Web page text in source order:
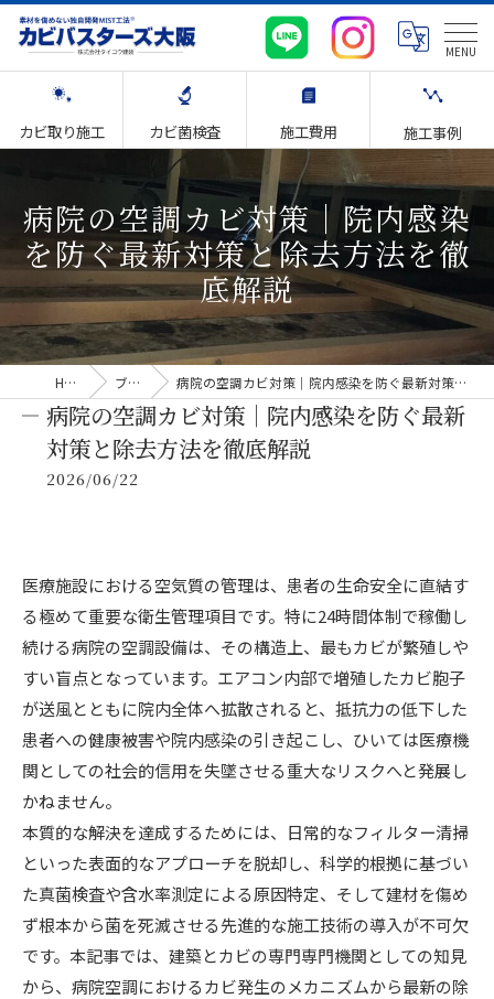
カビ取り施工 カビ菌検査 施工費用 施工事例
病院の空調カビ対策｜院内感染
を防ぐ最新対策と除去方法を徹
底解説
HOME ブログ 病院の空調カビ対策｜院内感染を防ぐ最新対策と除去方法を徹底解説
病院の空調カビ対策｜院内感染を防ぐ最新
対策と除去方法を徹底解説
2026/06/22
医療施設における空気質の管理は、患者の生命安全に直結す
る極めて重要な衛生管理項目です。特に24時間体制で稼働し
続ける病院の空調設備は、その構造上、最もカビが繁殖しや
すい盲点となっています。エアコン内部で増殖したカビ胞子
が送風とともに院内全体へ拡散されると、抵抗力の低下した
患者への健康被害や院内感染の引き起こし、ひいては医療機
関としての社会的信用を失墜させる重大なリスクへと発展し
かねません。
本質的な解決を達成するためには、日常的なフィルター清掃
といった表面的なアプローチを脱却し、科学的根拠に基づい
た真菌検査や含水率測定による原因特定、そして建材を傷め
ず根本から菌を死滅させる先進的な施工技術の導入が不可欠
です。本記事では、建築とカビの専門専門機関としての知見
から、病院空調におけるカビ発生のメカニズムから最新の除